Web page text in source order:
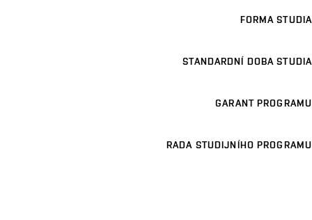
FORMA STUDIA
STANDARDNÍ DOBA STUDIA
GARANT PROGRAMU
RADA STUDIJNÍHO PROGRAMU